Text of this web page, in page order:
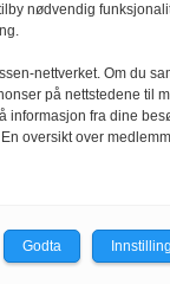
Q passerte
Rema i 2025
nødvendig
nettverket. Om du
på nettstedene til
informasjon fra dine
oversikt over
Godta